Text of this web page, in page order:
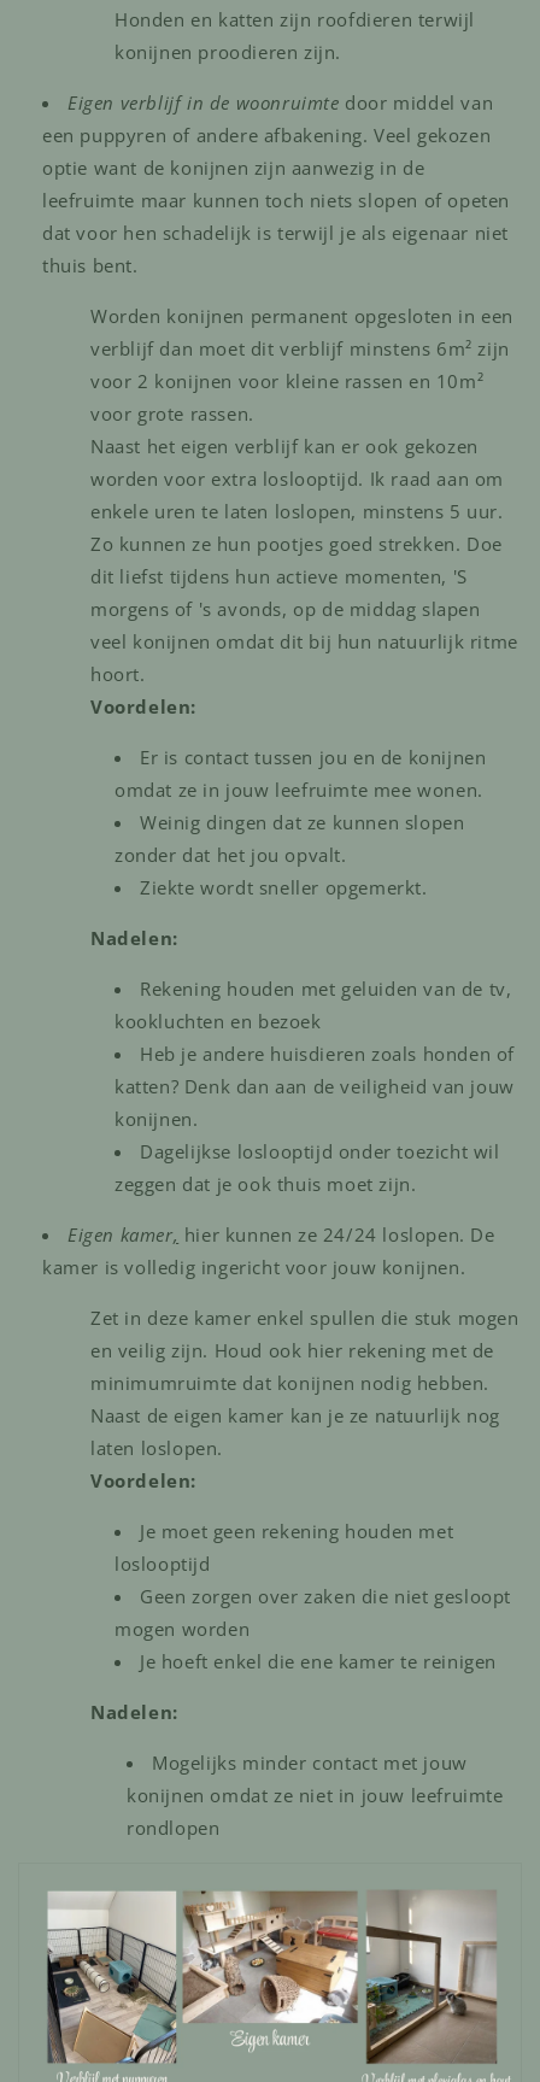
Honden en katten zijn roofdieren terwijl
konijnen proodieren zijn.
Eigen verblijf in de woonruimte door middel van
een puppyren of andere afbakening. Veel gekozen
optie want de konijnen zijn aanwezig in de
leefruimte maar kunnen toch niets slopen of opeten
dat voor hen schadelijk is terwijl je als eigenaar niet
thuis bent.
Worden konijnen permanent opgesloten in een
verblijf dan moet dit verblijf minstens 6m² zijn
voor 2 konijnen voor kleine rassen en 10m²
voor grote rassen.
Naast het eigen verblijf kan er ook gekozen
worden voor extra loslooptijd. Ik raad aan om
enkele uren te laten loslopen, minstens 5 uur.
Zo kunnen ze hun pootjes goed strekken. Doe
dit liefst tijdens hun actieve momenten, 'S
morgens of 's avonds, op de middag slapen
veel konijnen omdat dit bij hun natuurlijk ritme
hoort.
Voordelen:
Er is contact tussen jou en de konijnen
omdat ze in jouw leefruimte mee wonen.
Weinig dingen dat ze kunnen slopen
zonder dat het jou opvalt.
Ziekte wordt sneller opgemerkt.
Nadelen:
Rekening houden met geluiden van de tv,
kookluchten en bezoek
Heb je andere huisdieren zoals honden of
katten? Denk dan aan de veiligheid van jouw
konijnen.
Dagelijkse loslooptijd onder toezicht wil
zeggen dat je ook thuis moet zijn.
Eigen kamer, hier kunnen ze 24/24 loslopen. De
kamer is volledig ingericht voor jouw konijnen.
Zet in deze kamer enkel spullen die stuk mogen
en veilig zijn. Houd ook hier rekening met de
minimumruimte dat konijnen nodig hebben.
Naast de eigen kamer kan je ze natuurlijk nog
laten loslopen.
Voordelen:
Je moet geen rekening houden met
loslooptijd
Geen zorgen over zaken die niet gesloopt
mogen worden
Je hoeft enkel die ene kamer te reinigen
Nadelen:
Mogelijks minder contact met jouw
konijnen omdat ze niet in jouw leefruimte
rondlopen